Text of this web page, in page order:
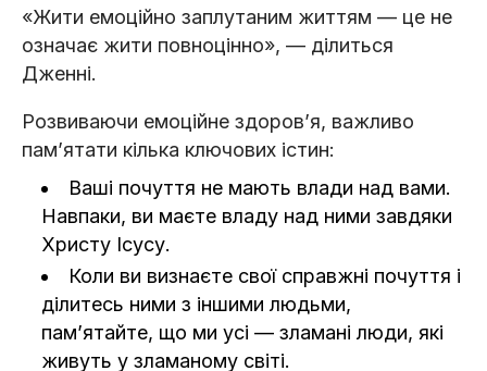
«Жити емоційно заплутаним життям — це не
означає жити повноцінно», — ділиться
Дженні.
Розвиваючи емоційне здоров’я, важливо
пам’ятати кілька ключових істин:
Ваші почуття не мають влади над вами.
Навпаки, ви маєте владу над ними завдяки
Христу Ісусу.
Коли ви визнаєте свої справжні почуття і
ділитесь ними з іншими людьми,
пам’ятайте, що ми усі — зламані люди, які
живуть у зламаному світі.